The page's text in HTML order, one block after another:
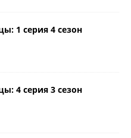
1 серия 4 сезон
4 серия 3 сезон